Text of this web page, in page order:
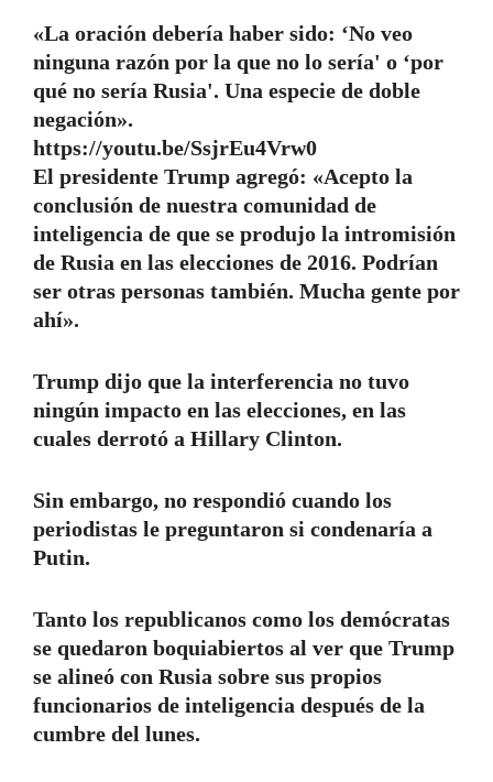
«La oración debería haber sido: ‘No veo
ninguna razón por la que no lo sería' o ‘por
qué no sería Rusia'. Una especie de doble
negación».
https://youtu.be/SsjrEu4Vrw0
El presidente Trump agregó: «Acepto la
conclusión de nuestra comunidad de
inteligencia de que se produjo la intromisión
de Rusia en las elecciones de 2016. Podrían
ser otras personas también. Mucha gente por
ahí».
Trump dijo que la interferencia no tuvo
ningún impacto en las elecciones, en las
cuales derrotó a Hillary Clinton.
Sin embargo, no respondió cuando los
periodistas le preguntaron si condenaría a
Putin.
Tanto los republicanos como los demócratas
se quedaron boquiabiertos al ver que Trump
se alineó con Rusia sobre sus propios
funcionarios de inteligencia después de la
cumbre del lunes.